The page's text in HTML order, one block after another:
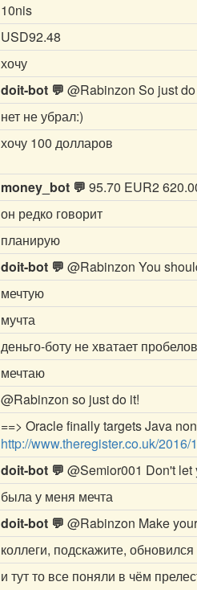
10nis
USD92.48
хочу
doit-bot 💬 @Rabinzon So just
нет не убрал:)
хочу 100 долларов
money_bot 💬 95.70 EUR2
он редко говорит
планирую
doit-bot 💬 @Rabinzon You
мечтую
мучта
деньго-боту не хватает
мечтаю
@Rabinzon so just do it!
==> Oracle finally targets Java
http://www.theregister.co.uk/
doit-bot 💬 @Semior001 Don't let
была у меня мечта
doit-bot 💬 @Rabinzon Make
коллеги, подскажите,
и тут то все поняли в чём